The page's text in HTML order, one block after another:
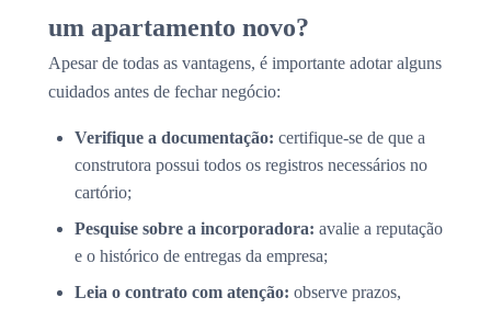
um apartamento novo?
Apesar de todas as vantagens, é importante adotar alguns
cuidados antes de fechar negócio:
Verifique a documentação: certifique-se de que a
construtora possui todos os registros necessários no
cartório;
Pesquise sobre a incorporadora: avalie a reputação
e o histórico de entregas da empresa;
Leia o contrato com atenção: observe prazos,